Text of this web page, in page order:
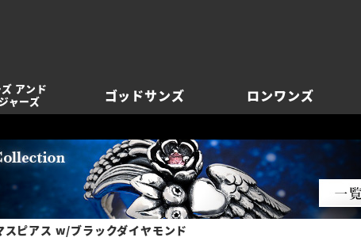
アンド
ャーズ
ゴッドサンズ ロンワンズ
スピアス w/ブラックダイヤモンド